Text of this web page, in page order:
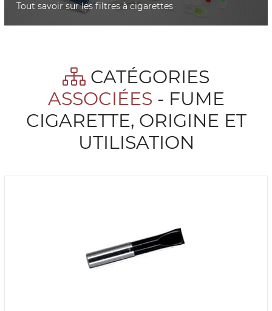
Tout savoir sur les filtres à cigarettes
CATÉGORIES
ASSOCIÉES - FUME
CIGARETTE, ORIGINE ET
UTILISATION